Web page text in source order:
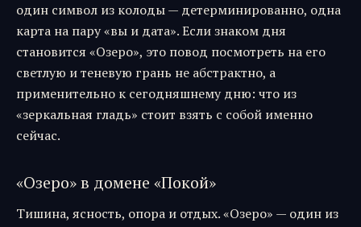
один символ из колоды — детерминированно, одна
карта на пару «вы и дата». Если знаком дня
становится «Озеро», это повод посмотреть на его
светлую и теневую грань не абстрактно, а
применительно к сегодняшнему дню: что из
«зеркальная гладь» стоит взять с собой именно
сейчас.
«Озеро» в домене «Покой»
Тишина, ясность, опора и отдых.«Озеро» — один из